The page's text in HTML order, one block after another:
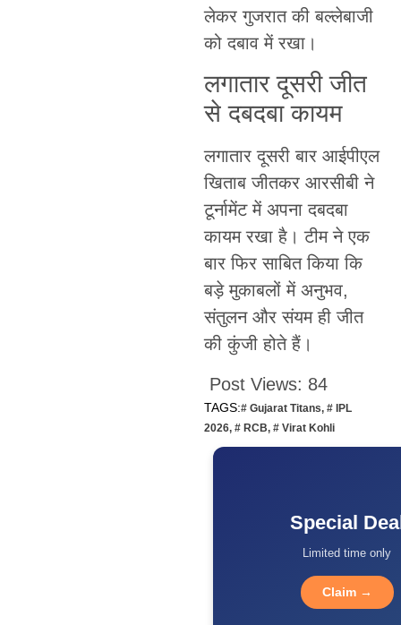
लेकर गुजरात की बल्लेबाजी
को दबाव में रखा।
लगातार दूसरी जीत
से दबदबा कायम
लगातार दूसरी बार आईपीएल
खिताब जीतकर आरसीबी ने
टूर्नामेंट में अपना दबदबा
कायम रखा है। टीम ने एक
बार फिर साबित किया कि
बड़े मुकाबलों में अनुभव,
संतुलन और संयम ही जीत
की कुंजी होते हैं।
Post Views: 84
TAGS:# Gujarat Titans, # IPL
2026, # RCB, # Virat Kohli
Special
Limited time only
Claim →